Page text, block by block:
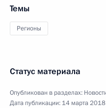
Темы
Регионы
Статус материала
Опубликован в разделах:
Дата публикации: 14 марта